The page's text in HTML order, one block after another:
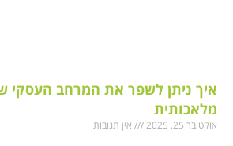
איך ניתן לשפר את המרחב העסקי
מלאכותית
אוקטובר 25, 2025 אין תגובות